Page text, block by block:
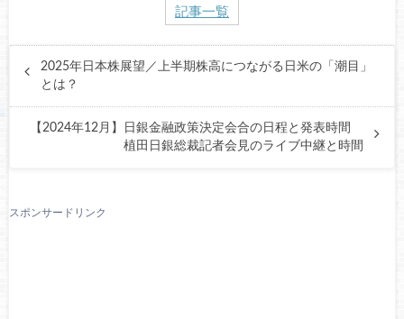
記事一覧
2025年日本株展望／上半期株高につながる日米の「潮目」
とは？
【2024年12月】日銀金融政策決定会合の日程と発表時間
植田日銀総裁記者会見のライブ中継と時間
スポンサードリンク